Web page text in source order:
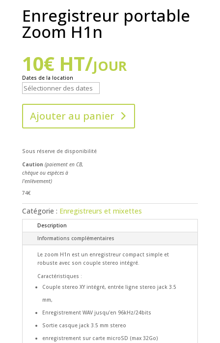
Enregistreur portable
Zoom H1n
10€HT/jour
Dates de la location
Ajouter au panier
Sous réserve de disponibilité
Caution (paiement en CB,
chèque ou espèces à
l'enlèvement)
74€
Catégorie : Enregistreurs et mixettes
Description
Informations complémentaires
Le zoom H1n est un enregistreur compact simple et
robuste avec son couple stereo intégré.
Caractéristiques :
Couple stereo XY intégré, entrée ligne stereo jack 3.5
mm,
Enregistrement WAV jusqu'en 96kHz/24bits
Sortie casque jack 3.5 mm stereo
enregistrement sur carte microSD (max 32Go)